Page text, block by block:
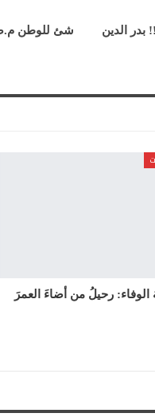
بدر الدين
شئ للوطن
الوفاء: رحيلُ من أضاءَ العمرَ